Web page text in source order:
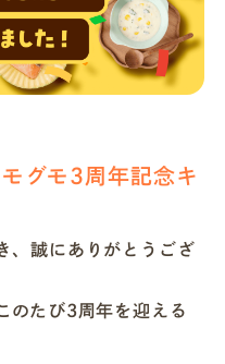
める
グモ3周年記念キ
、誠にありがとうござ
のたび3周年を迎える